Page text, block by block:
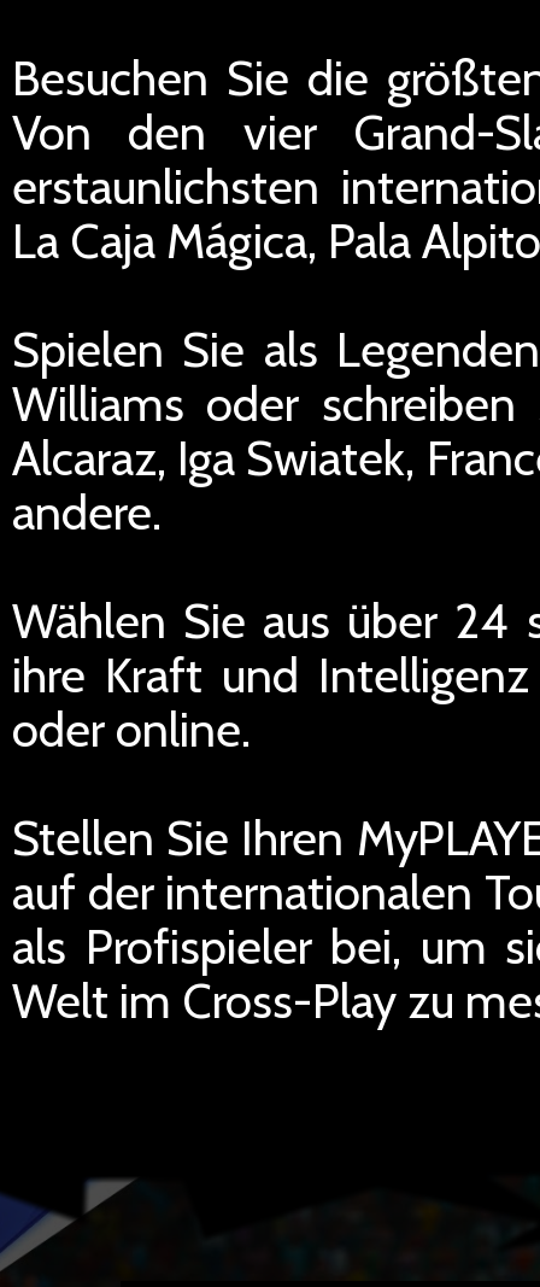
Besuchen Sie die
Von den vier Grand-
erstaunlichsten
La Caja Mágica, Pala
Spielen Sie als
Williams oder schreiben
Alcaraz, Iga Swiatek,
andere.
Wählen Sie aus über 24
ihre Kraft und
oder online.
Stellen Sie Ihren
auf der internationalen
als Profispieler bei, um
Welt im Cross-Play zu